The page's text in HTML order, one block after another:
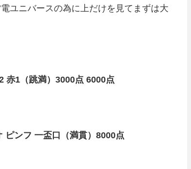
ユニバースの為に上だけを見てまずは大
赤1（跳満）3000点 6000点
ピンフ 一盃口（満貫）8000点